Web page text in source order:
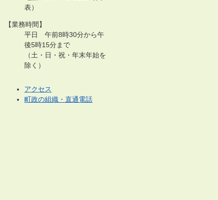
表）
【業務時間】
平日 午前8時30分から午
後5時15分まで
（土・日・祝・年末年始を
除く）
アクセス
町政の組織・直通電話